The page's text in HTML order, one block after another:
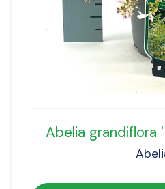
Abelia grandiflora